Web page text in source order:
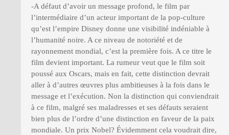
-A défaut d’avoir un message profond, le film par
l’intermédiaire d’un acteur important de la pop-culture
qu’est l’empire Disney donne une visibilité indéniable à
l’humanité noire. A ce niveau de notoriété et de
rayonnement mondial, c’est la première fois. A ce titre le
film devient important. La rumeur veut que le film soit
poussé aux Oscars, mais en fait, cette distinction devrait
aller à d’autres œuvres plus ambitieuses à la fois dans le
message et l’exécution. Non la distinction qui conviendrait
à ce film, malgré ses maladresses et ses défauts seraient
bien plus de l’ordre d’une distinction en faveur de la paix
mondiale. Un prix Nobel? Évidemment cela voudrait dire,